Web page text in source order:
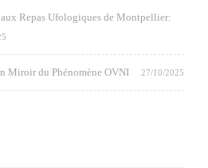
Repas Ufologiques de Montpellier:
Miroir du Phénomène OVNI 27/10/2025